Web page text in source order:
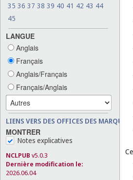
35 36 37 38 39 40 41 42 43 44
45
LANGUE
Anglais
Français
Anglais/Français
Français/Anglais
LIENS VERS DES OFFICES DES MARQUES
MONTRER
Notes explicatives
NCLPUB v5.0.3
Dernière modification le:
2026.06.04